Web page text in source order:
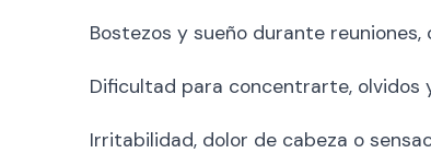
Bostezos y sueño durante reuniones,
Dificultad para concentrarte, olvidos
Irritabilidad, dolor de cabeza o